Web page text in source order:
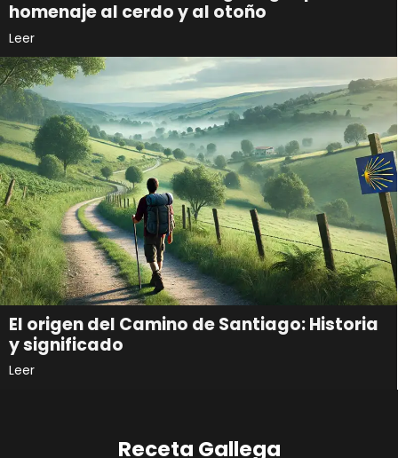
homenaje al cerdo y al otoño
Leer
El origen del Camino de Santiago: Historia
y significado
Leer
Receta Gallega